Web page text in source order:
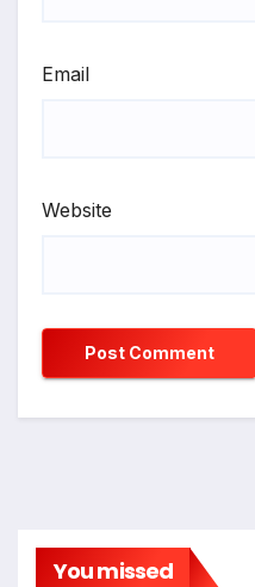
Email
Website
You missed